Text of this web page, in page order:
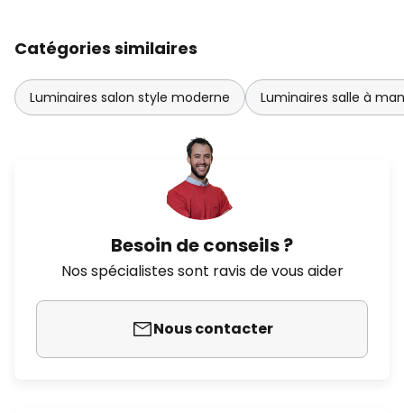
Catégories similaires
Luminaires salon style moderne Luminaires salle à
Besoin de conseils ?
Nos spécialistes sont ravis de vous aider
Nous contacter